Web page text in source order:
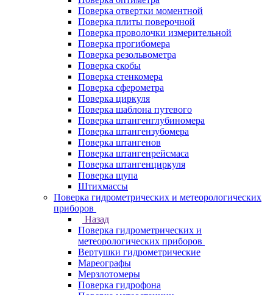
Поверка отвертки моментной
Поверка плиты поверочной
Поверка проволочки измерительной
Поверка прогибомера
Поверка резольвометра
Поверка скобы
Поверка стенкомера
Поверка сферометра
Поверка циркуля
Поверка шаблона путевого
Поверка штангенглубиномера
Поверка штангензубомера
Поверка штангенов
Поверка штангенрейсмаса
Поверка штангенциркуля
Поверка щупа
Штихмассы
Поверка гидрометрических и метеорологических
приборов
Назад
Поверка гидрометрических и
метеорологических приборов
Вертушки гидрометрические
Мареографы
Мерзлотомеры
Поверка гидрофона